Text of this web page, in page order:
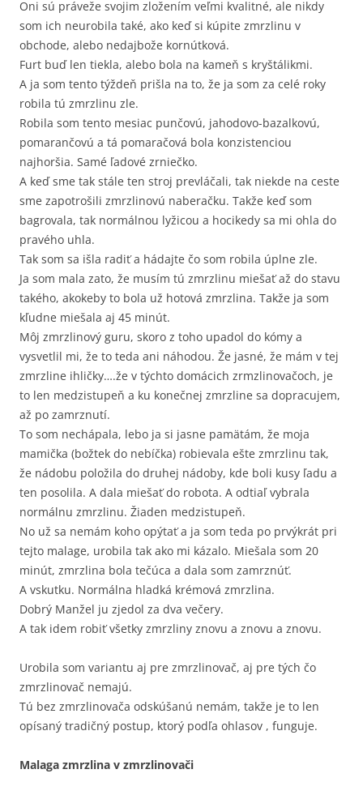
Oni sú práveže svojim zložením veľmi kvalitné, ale nikdy
som ich neurobila také, ako keď si kúpite zmrzlinu v
obchode, alebo nedajbože kornútková.
Furt buď len tiekla, alebo bola na kameň s kryštálikmi.
A ja som tento týždeň prišla na to, že ja som za celé roky
robila tú zmrzlinu zle.
Robila som tento mesiac punčovú, jahodovo-bazalkovú,
pomarančovú a tá pomaračová bola konzistenciou
najhoršia. Samé ľadové zrniečko.
A keď sme tak stále ten stroj prevláčali, tak niekde na ceste
sme zapotrošili zmrzlinovú naberačku. Takže keď som
bagrovala, tak normálnou lyžicou a hocikedy sa mi ohla do
pravého uhla.
Tak som sa išla radiť a hádajte čo som robila úplne zle.
Ja som mala zato, že musím tú zmrzlinu miešať až do stavu
takého, akokeby to bola už hotová zmrzlina. Takže ja som
kľudne miešala aj 45 minút.
Môj zmrzlinový guru, skoro z toho upadol do kómy a
vysvetlil mi, že to teda ani náhodou. Že jasné, že mám v tej
zmrzline ihličky….že v týchto domácich zrmzlinovačoch, je
to len medzistupeň a ku konečnej zmrzline sa dopracujem,
až po zamrznutí.
To som nechápala, lebo ja si jasne pamätám, že moja
mamička (božtek do nebíčka) robievala ešte zmrzlinu tak,
že nádobu položila do druhej nádoby, kde boli kusy ľadu a
ten posolila. A dala miešať do robota. A odtiaľ vybrala
normálnu zmrzlinu. Žiaden medzistupeň.
No už sa nemám koho opýtať a ja som teda po prvýkrát pri
tejto malage, urobila tak ako mi kázalo. Miešala som 20
minút, zmrzlina bola tečúca a dala som zamrznúť.
A vskutku. Normálna hladká krémová zmrzlina.
Dobrý Manžel ju zjedol za dva večery.
A tak idem robiť všetky zmrzliny znovu a znovu a znovu.
Urobila som variantu aj pre zmrzlinovač, aj pre tých čo
zmrzlinovač nemajú.
Tú bez zmrzlinovača odskúšanú nemám, takže je to len
opísaný tradičný postup, ktorý podľa ohlasov , funguje.
Malaga zmrzlina v zmrzlinovači